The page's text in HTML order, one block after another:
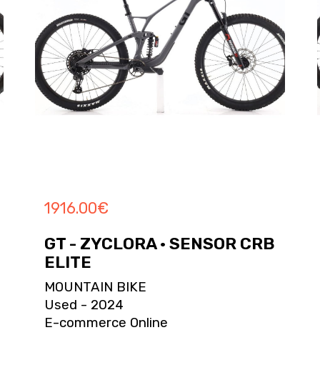
1916.00€
GT - ZYCLORA · SENSOR CRB
ELITE
MOUNTAIN BIKE
Used - 2024
E-commerce Online